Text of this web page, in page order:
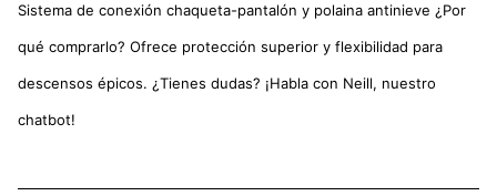
Sistema de conexión chaqueta-pantalón y polaina antinieve ¿Por
qué comprarlo? Ofrece protección superior y flexibilidad para
descensos épicos. ¿Tienes dudas? ¡Habla con Neill, nuestro
chatbot!